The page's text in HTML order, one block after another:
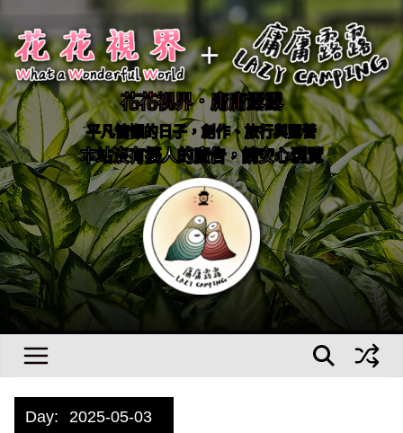
to
content
花花視界．庸庸露露
平凡慵懶的日子，創作、旅行與露營
本站沒有擾人的廣告，請安心瀏覽
Day: 2025-05-03